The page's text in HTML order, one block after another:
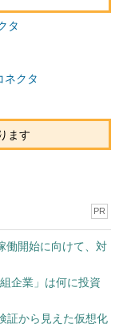
タ
ネクタ
ます
PR
働開始に向けて、対
企業」は何に投資
証から見えた仮想化